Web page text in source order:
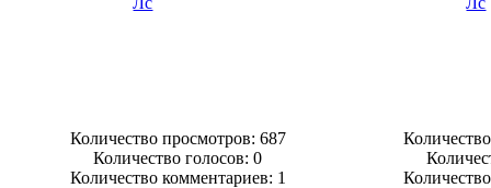
Количество просмотров: 687
Количество голосов:0
Количество комментариев: 1